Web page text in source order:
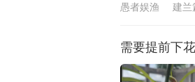
愚者娱渔 建兰
需要提前下